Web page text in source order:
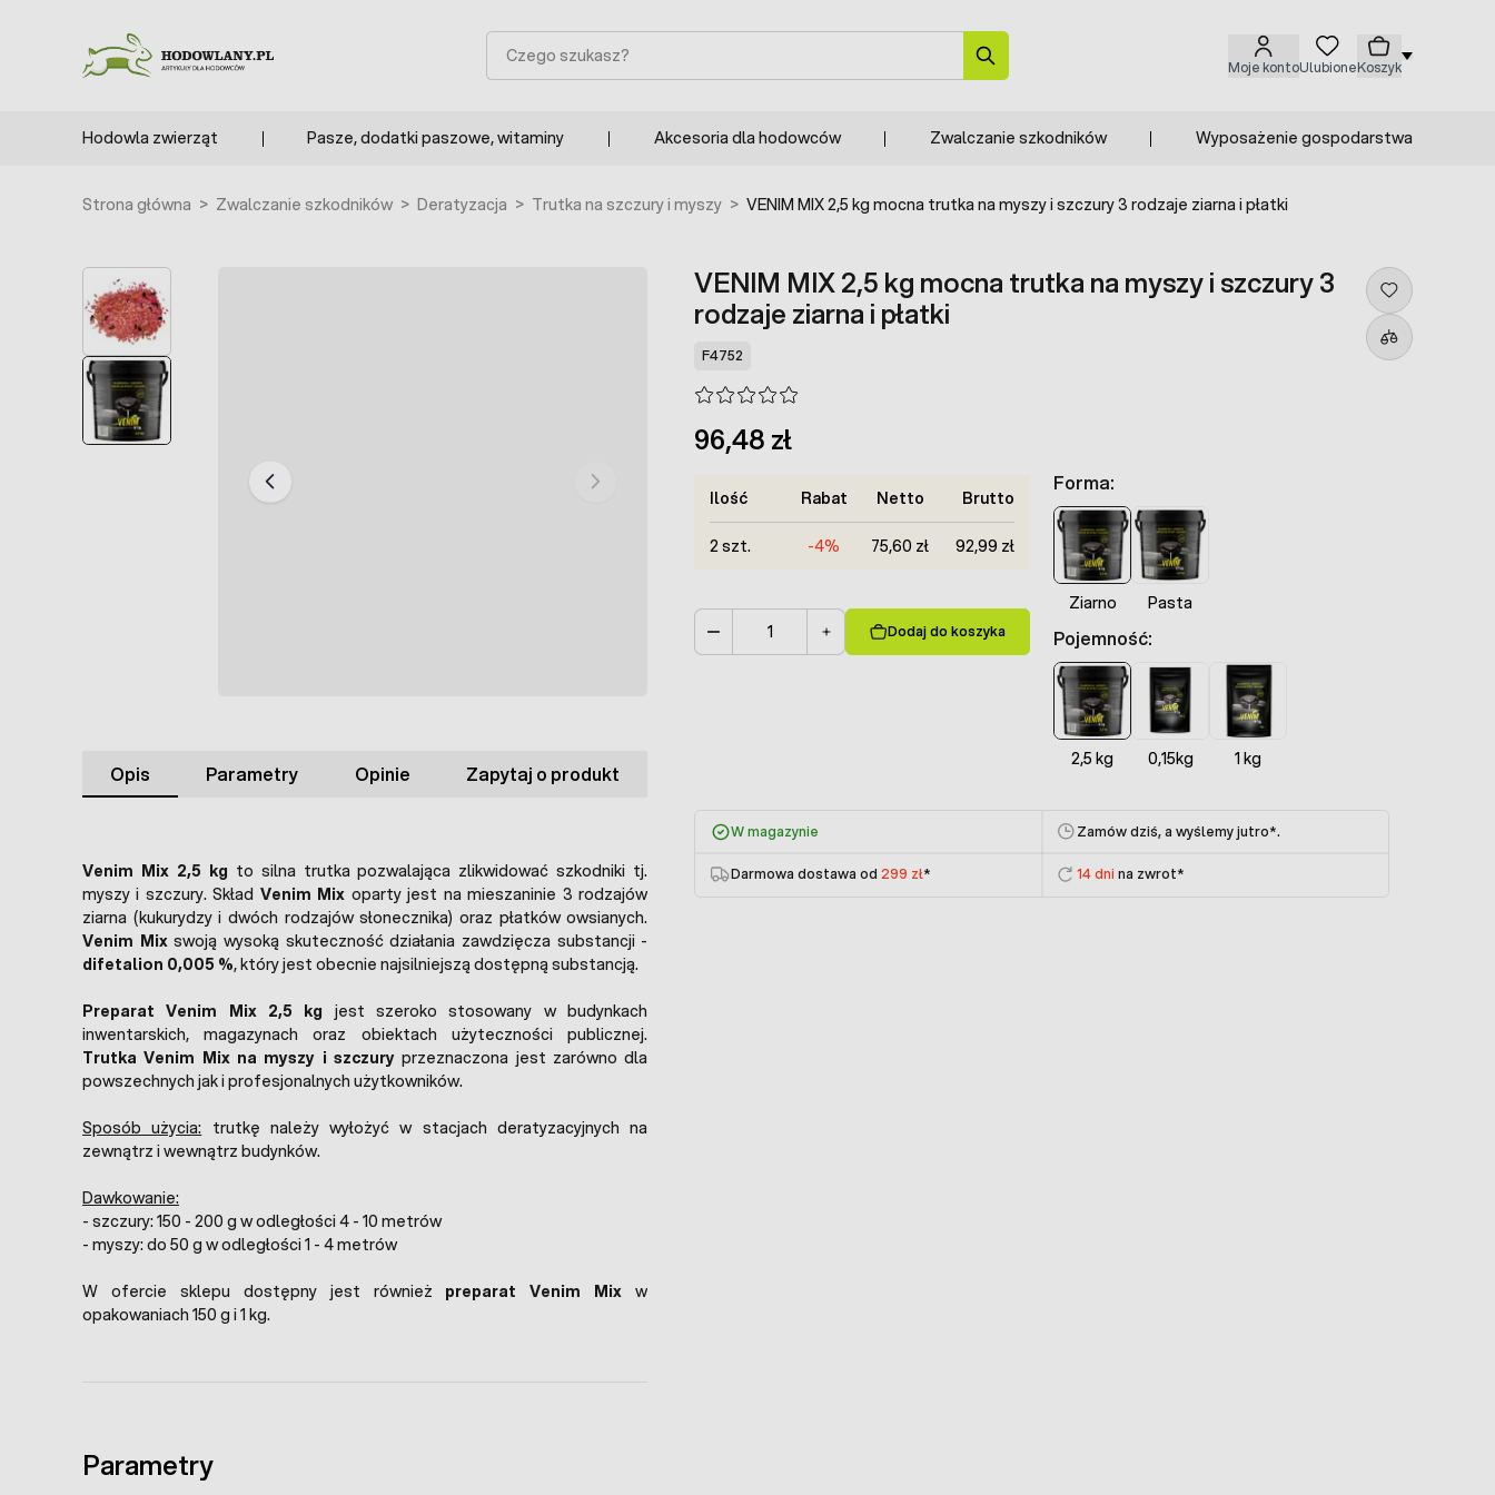
Moje kontoUlubioneKoszyk
Szukaj
Hodowla zwierząt Pasze, dodatki paszowe, witaminy Akcesoria dla hodowców Zwalczanie szkodników Wyposażenie gospodarstwa
Strona główna > Zwalczanie szkodników > Deratyzacja > Trutka na szczury i myszy > VENIM MIX 2,5 kg mocna trutka na myszy i szczury 3 rodzaje ziarna i płatki
VENIM MIX 2,5 kg mocna trutka na myszy i szczury 3
rodzaje ziarna i płatki
F4752
96,48 zł
Dodaj do koszyka
Forma:
Ziarno Pasta
Pojemność:
2,5 kg 0,15kg 1 kg
Ilość Rabat Netto Brutto
2 szt. -4% 75,60 zł 92,99 zł
W magazynie Zamów dziś, a wyślemy jutro*.
Darmowa dostawa od 299 zł* 14 dni na zwrot*
Opis Parametry Opinie Zapytaj o produkt
Venim Mix 2,5 kg to silna trutka pozwalająca zlikwidować szkodniki tj.
myszy i szczury. Skład Venim Mix oparty jest na mieszaninie 3 rodzajów
ziarna (kukurydzy i dwóch rodzajów słonecznika) oraz płatków owsianych.
Venim Mixswoją wysoką skuteczność działania zawdzięcza substancji -
difetalion 0,005 %, który jest obecnie najsilniejszą dostępną substancją.
Preparat Venim Mix 2,5 kg jest szeroko stosowany w budynkach
inwentarskich, magazynach oraz obiektach użyteczności publicznej.
Trutka Venim Mix na myszy i szczuryprzeznaczona jest zarówno dla
powszechnych jak i profesjonalnych użytkowników.
Sposób użycia: trutkę należy wyłożyć w stacjach deratyzacyjnych na
zewnątrz i wewnątrz budynków.
Dawkowanie:
- szczury: 150 - 200 g w odległości 4 - 10 metrów
- myszy: do 50 g w odległości 1 - 4 metrów
W ofercie sklepu dostępny jest również preparat Venim Mix w
opakowaniach 150 g i 1 kg.
Parametry